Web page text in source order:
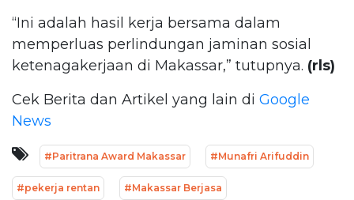
“Ini adalah hasil kerja bersama dalam
memperluas perlindungan jaminan sosial
ketenagakerjaan di Makassar,” tutupnya. (rls)
Cek Berita dan Artikel yang lain di Google
News
#Paritrana Award Makassar #Munafri Arifuddin
#pekerja rentan #Makassar Berjasa